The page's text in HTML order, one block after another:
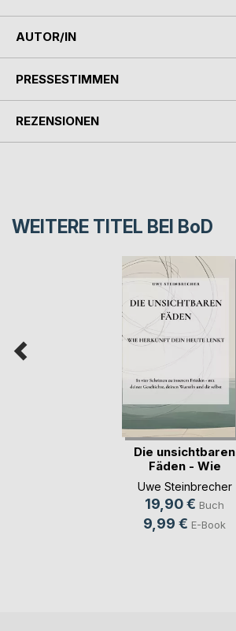
AUTOR/IN
PRESSESTIMMEN
REZENSIONEN
WEITERE TITEL BEI BoD
Die unsichtbaren
Fäden - Wie
Herku(...)
Uwe Steinbrecher
19,90 € Buch
9,99 € E-Book